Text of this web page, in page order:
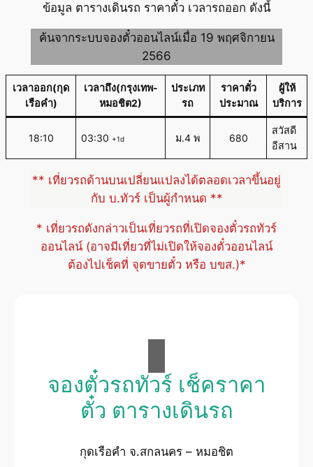
ข้อมูล ตารางเดินรถ ราคาตั๋ว เวลารถออก ดังนี้
ค้นจากระบบจองตั๋วออนไลน์เมื่อ 19 พฤศจิกายน
2566
เวลาออก(กุด
เรือคำ)
เวลาถึง(กรุงเทพ-
หมอชิต2)
ประเภท
รถ
ราคาตั๋ว
ประมาณ
ผู้ให้
บริการ
18:10 03:30 +1d ม.4 พ 680
สวัสดี
อีสาน
** เที่ยวรถด้านบนเปลี่ยนแปลงได้ตลอดเวลาขึ้นอยู่
กับ บ.ทัวร์ เป็นผู้กำหนด **
* เที่ยวรถดังกล่าวเป็นเที่ยวรถที่เปิดจองตั๋วรถทัวร์
ออนไลน์ (อาจมีเที่ยวที่ไม่เปิดให้จองตั๋วออนไลน์
ต้องไปเช็คที่ จุดขายตั๋ว หรือ บขส.)*
จองตั๋วรถทัวร์ เช็คราคา
ตั๋ว ตารางเดินรถ
กุดเรือคำ จ.สกลนคร – หมอชิต